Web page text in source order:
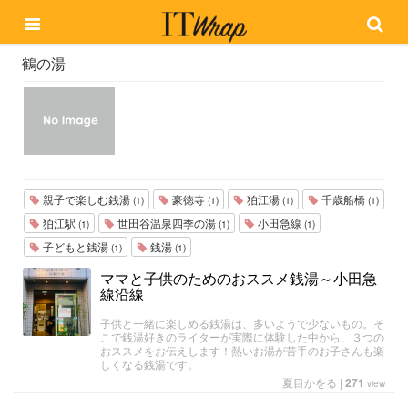
鶴の湯
親子で楽しむ銭湯 (1) 豪徳寺 (1) 狛江湯 (1) 千歳船橋 (1)
狛江駅 (1) 世田谷温泉四季の湯 (1) 小田急線 (1)
子どもと銭湯 (1) 銭湯 (1)
ママと子供のためのおススメ銭湯～小田急
線沿線
子供と一緒に楽しめる銭湯は、多いようで少ないもの。そ
こで銭湯好きのライターが実際に体験した中から、３つの
おススメをお伝えします！熱いお湯が苦手のお子さんも楽
しくなる銭湯です。
夏目かをる | 271 view